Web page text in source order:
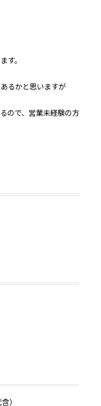
す。
るかと思いますが
ので、営業未経験の方
）